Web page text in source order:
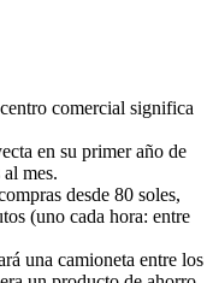
comercial significa
en su primer año de
mes.
desde 80 soles,
(uno cada hora: entre
una camioneta entre los